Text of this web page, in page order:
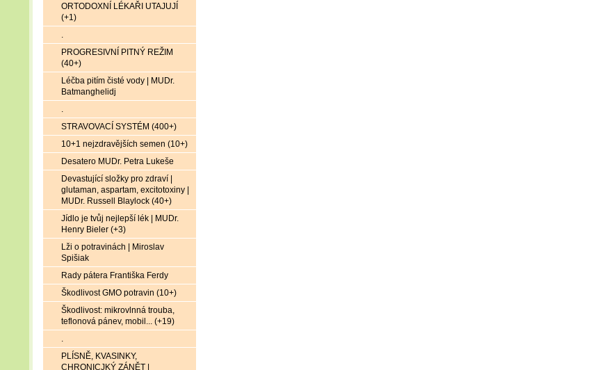
ORTODOXNÍ LÉKAŘI UTAJUJÍ
(+1)
.
PROGRESIVNÍ PITNÝ REŽIM
(40+)
Léčba pitím čisté vody | MUDr.
Batmanghelidj
.
STRAVOVACÍ SYSTÉM (400+)
10+1 nejzdravějších semen (10+)
Desatero MUDr. Petra Lukeše
Devastující složky pro zdraví |
glutaman, aspartam, excitotoxiny |
MUDr. Russell Blaylock (40+)
Jídlo je tvůj nejlepší lék | MUDr.
Henry Bieler (+3)
Lži o potravinách | Miroslav
Spišiak
Rady pátera Františka Ferdy
Škodlivost GMO potravin (10+)
Škodlivost: mikrovlnná trouba,
teflonová pánev, mobil... (+19)
.
PLÍSNĚ, KVASINKY,
CHRONICJKÝ ZÁNĚT |